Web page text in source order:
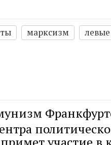
марксизм
левые